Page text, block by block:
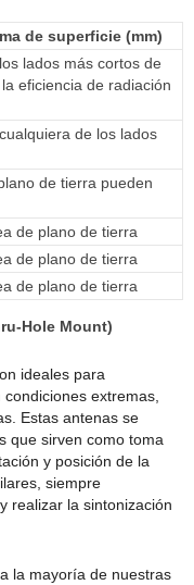
de superficie (mm)
lados más cortos de
eficiencia de radiación
de los lados
de tierra pueden
de plano de tierra
de plano de tierra
de plano de tierra
Hole Mount)
ideales para
extremas,
Estas antenas se
que sirven como toma
y posición de la
siempre
realizar la sintonización
la mayoría de nuestras